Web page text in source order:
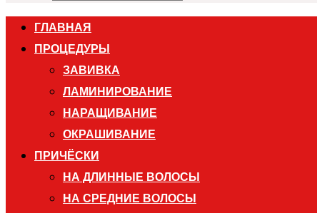
ГЛАВНАЯ
ПРОЦЕДУРЫ
ЗАВИВКА
ЛАМИНИРОВАНИЕ
НАРАЩИВАНИЕ
ОКРАШИВАНИЕ
ПРИЧЁСКИ
НА ДЛИННЫЕ ВОЛОСЫ
НА СРЕДНИЕ ВОЛОСЫ